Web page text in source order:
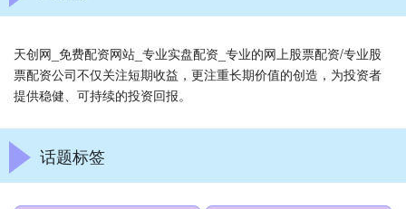
天创网_免费配资网站_专业实盘配资_专业的网上股票配资/专业股
票配资公司不仅关注短期收益，更注重长期价值的创造，为投资者
提供稳健、可持续的投资回报。
话题标签